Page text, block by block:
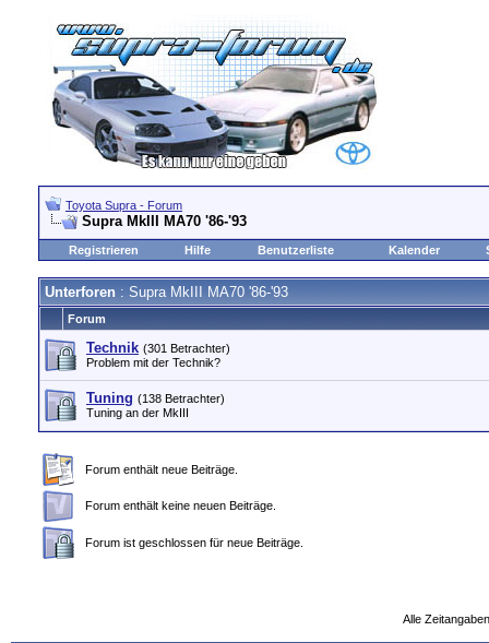
Toyota Supra - Forum
Supra MkIII MA70 '86-'93
Registrieren Hilfe Benutzerliste Kalender
Unterforen : Supra MkIII MA70 '86-'93
Forum
Technik (301 Betrachter)
Problem mit der Technik?
Tuning (138 Betrachter)
Tuning an der MkIII
Forum enthält neue Beiträge.
Forum enthält keine neuen Beiträge.
Forum ist geschlossen für neue Beiträge.
Alle